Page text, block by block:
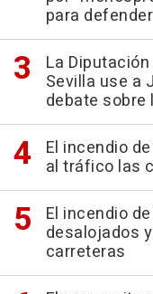
para
La
Sevilla use a
debate
El incendio
al tráfico las
El incendio
desalojados
carreteras